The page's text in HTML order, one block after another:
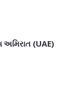
(UAE)